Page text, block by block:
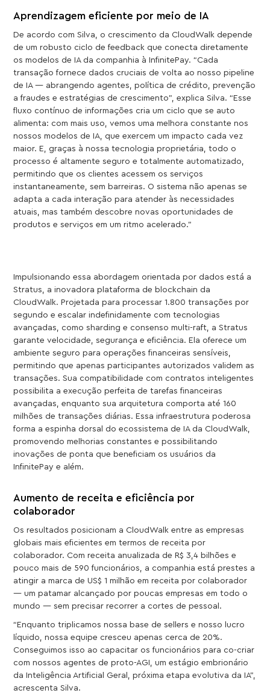
Aprendizagem eficiente por meio de IA
De acordo com Silva, o crescimento da CloudWalk depende
de um robusto ciclo de feedback que conecta diretamente
os modelos de IA da companhia à InfinitePay. “Cada
transação fornece dados cruciais de volta ao nosso pipeline
de IA — abrangendo agentes, política de crédito, prevenção
a fraudes e estratégias de crescimento”, explica Silva. “Esse
fluxo contínuo de informações cria um ciclo que se auto
alimenta: com mais uso, vemos uma melhora constante nos
nossos modelos de IA, que exercem um impacto cada vez
maior. E, graças à nossa tecnologia proprietária, todo o
processo é altamente seguro e totalmente automatizado,
permitindo que os clientes acessem os serviços
instantaneamente, sem barreiras. O sistema não apenas se
adapta a cada interação para atender às necessidades
atuais, mas também descobre novas oportunidades de
produtos e serviços em um ritmo acelerado.”
Impulsionando essa abordagem orientada por dados está a
Stratus, a inovadora plataforma de blockchain da
CloudWalk. Projetada para processar 1.800 transações por
segundo e escalar indefinidamente com tecnologias
avançadas, como sharding e consenso multi-raft, a Stratus
garante velocidade, segurança e eficiência. Ela oferece um
ambiente seguro para operações financeiras sensíveis,
permitindo que apenas participantes autorizados validem as
transações. Sua compatibilidade com contratos inteligentes
possibilita a execução perfeita de tarefas financeiras
avançadas, enquanto sua arquitetura comporta até 160
milhões de transações diárias. Essa infraestrutura poderosa
forma a espinha dorsal do ecossistema de IA da CloudWalk,
promovendo melhorias constantes e possibilitando
inovações de ponta que beneficiam os usuários da
InfinitePay e além.
Aumento de receita e eficiência por
colaborador
Os resultados posicionam a CloudWalk entre as empresas
globais mais eficientes em termos de receita por
colaborador. Com receita anualizada de R$ 3,4 bilhões e
pouco mais de 590 funcionários, a companhia está prestes a
atingir a marca de US$ 1 milhão em receita por colaborador
— um patamar alcançado por poucas empresas em todo o
mundo — sem precisar recorrer a cortes de pessoal.
“Enquanto triplicamos nossa base de sellers e nosso lucro
líquido, nossa equipe cresceu apenas cerca de 20%.
Conseguimos isso ao capacitar os funcionários para co-criar
com nossos agentes de proto-AGI, um estágio embrionário
da Inteligência Artificial Geral, próxima etapa evolutiva da IA”,
acrescenta Silva.